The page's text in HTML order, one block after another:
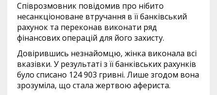
Співрозмовник повідомив про нібито
несанкціоноване втручання в її банківський
рахунок та переконав виконати ряд
фінансових операцій для його захисту.
Довірившись незнайомцю, жінка виконала всі
вказівки. У результаті з її банківських рахунків
було списано 124 903 гривні. Лише згодом вона
зрозуміла, що стала жертвою афериста.